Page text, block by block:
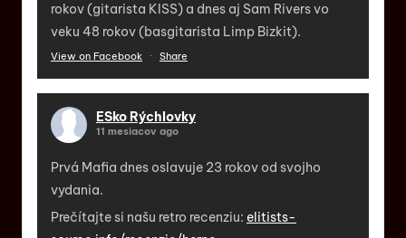
rokov (gitarista KISS) a dnes aj Sam Rivers vo
veku 48 rokov (basgitarista Limp Bizkit).
View on Facebook · Share
ESko Rýchlovky
11 mesiacov ago
Prvá Mafia dnes oslavuje 23 rokov od svojho
vydania.
Prečítajte si našu retro recenziu: elitists-